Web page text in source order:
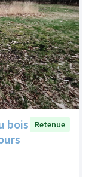
bois
Retenue